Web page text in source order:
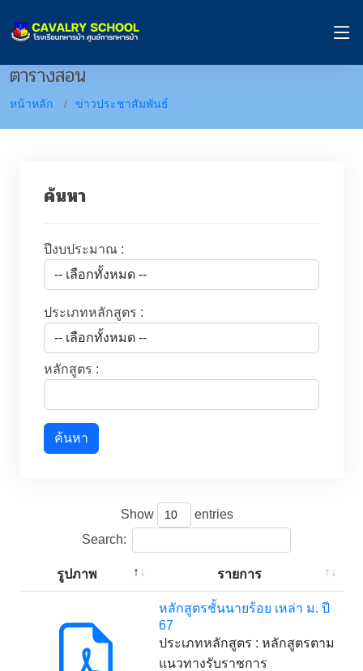
ตารางสอน
หน้าหลัก ข่าวประชาสัมพันธ์
ค้นหา
ปีงบประมาณ :
ประเภทหลักสูตร :
หลักสูตร :
ค้นหา
Show
entries
Search:
รูปภาพ รายการ
หลักสูตรชั้นนายร้อย เหล่า ม. ปี
67
ประเภทหลักสูตร : หลักสูตรตาม
แนวทางรับราชการ